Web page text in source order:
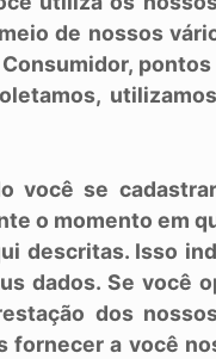
de nossos
você se
o momento em
descritas. Isso
dados. Se você
dos
fornecer a você